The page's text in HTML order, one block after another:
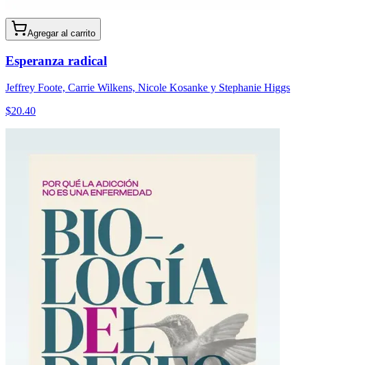
Agregar al carrito
Esperanza radical
Jeffrey Foote, Carrie Wilkens, Nicole Kosanke y Stephanie Higgs
$20.40